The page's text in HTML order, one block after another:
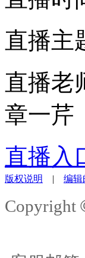
直播主
直播老
章一芹
直播入
版权说明 编辑
Copyright